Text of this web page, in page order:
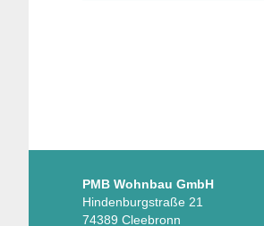
PMB Wohnbau GmbH
Hindenburgstraße 21
74389 Cleebronn